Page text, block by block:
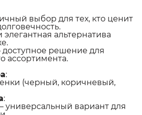
выбор для тех, кто ценит
альтернатива
решение для
ассортимента.
:
(черный, коричневый,
:
универсальный вариант для